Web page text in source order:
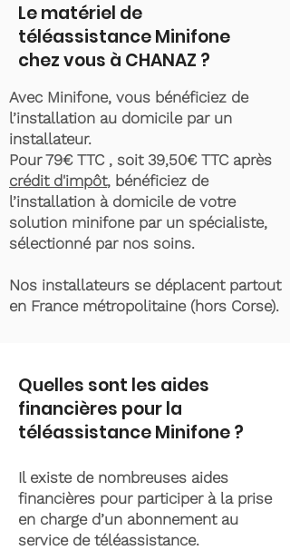
Le matériel de
téléassistance Minifone
chez vous à CHANAZ ?
Avec Minifone, vous bénéficiez de
l’installation au domicile par un
installateur.
Pour 79€ TTC , soit 39,50€ TTC après
crédit d'impôt, bénéficiez de
l’installation à domicile de votre
solution minifone par un spécialiste,
sélectionné par nos soins.
Nos installateurs se déplacent partout
en France métropolitaine (hors Corse).
Quelles sont les aides
financières pour la
téléassistance Minifone ?
Il existe de nombreuses aides
financières pour participer à la prise
en charge d’un abonnement au
service de téléassistance.